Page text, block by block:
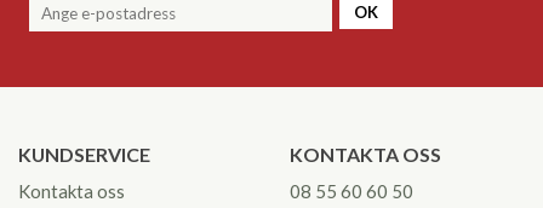
OK
KUNDSERVICE
Kontakta oss
KONTAKTA OSS
08 55 60 60 50